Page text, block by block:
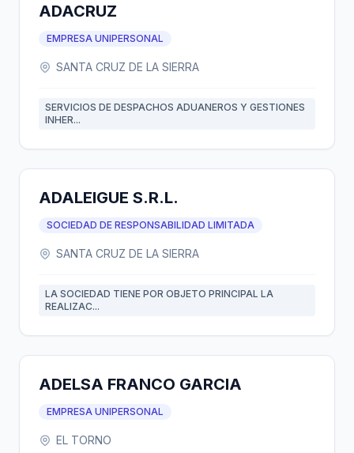
ADACRUZ
EMPRESA UNIPERSONAL
SANTA CRUZ DE LA SIERRA
SERVICIOS DE DESPACHOS ADUANEROS Y GESTIONES
INHER...
ADALEIGUE S.R.L.
SOCIEDAD DE RESPONSABILIDAD LIMITADA
SANTA CRUZ DE LA SIERRA
LA SOCIEDAD TIENE POR OBJETO PRINCIPAL LA
REALIZAC...
ADELSA FRANCO GARCIA
EMPRESA UNIPERSONAL
EL TORNO